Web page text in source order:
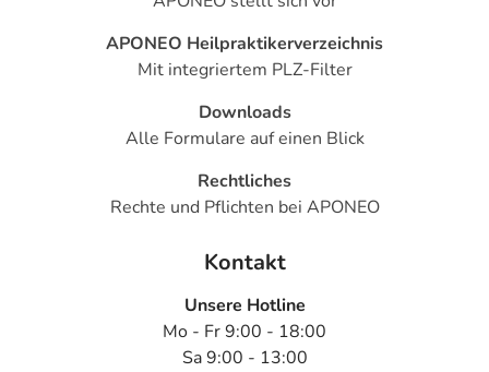
APONEO Heilpraktikerverzeichnis
Mit integriertem PLZ-Filter
Downloads
Alle Formulare auf einen Blick
Rechtliches
Rechte und Pflichten bei APONEO
Kontakt
Unsere Hotline
Mo - Fr 9:00 - 18:00
Sa 9:00 - 13:00